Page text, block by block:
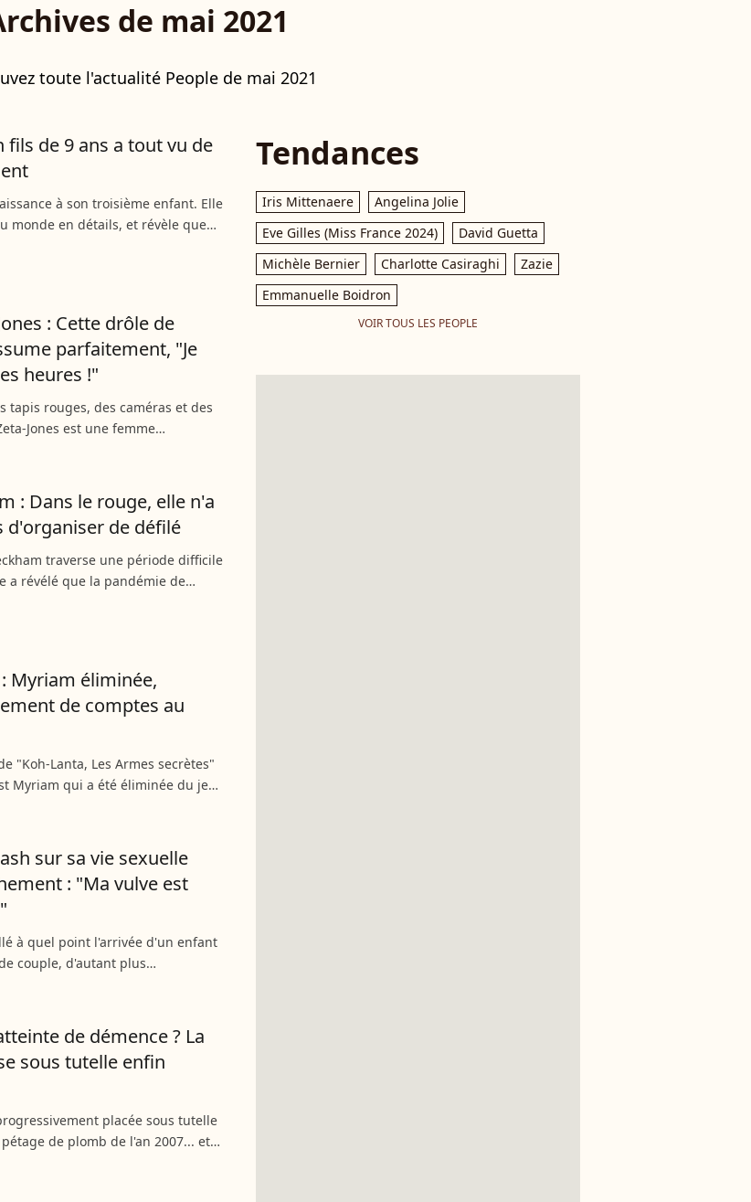
de mai 2021
toute l'actualité People de mai 2021
fils de 9 ans a tout vu de
à son troisième enfant. Elle
monde en détails, et révèle que
absolument voir l'accouchement.
: Cette drôle de
parfaitement, "Je
heures !"
tapis rouges, des caméras et des
Jones est une femme
Elle prend d'ailleurs plaisir à
: Dans le rouge, elle n'a
d'organiser de défilé
traverse une période difficile
a révélé que la pandémie de
affectée. Résultat : elle ne
Myriam éliminée,
de comptes au
"Koh-Lanta, Les Armes secrètes"
Myriam qui a été éliminée du jeu,
a été l'occasion pour beaucoup
sur sa vie sexuelle
: "Ma vulve est
à quel point l'arrivée d'un enfant
couple, d'autant plus
se désole d'être désormais
de démence ? La
sous tutelle enfin
placée sous tutelle
de plomb de l'an 2007... et
qu'elle s'apprête à s'adresser
Tendances
Iris Mittenaere
Angelina Jolie
Eve Gilles (Miss France 2024)
David Guetta
Michèle Bernier
Charlotte Casiraghi
Zazie
Emmanuelle Boidron
VOIR TOUS LES PEOPLE